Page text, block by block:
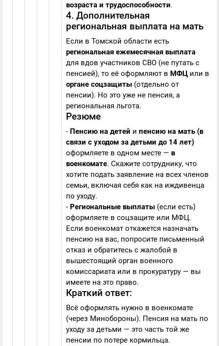
возраста и трудоспособности.
4. Дополнительная
региональная выплата на мать
Если в Томской области есть
региональная ежемесячная выплата
для вдов участников СВО (не путать с
пенсией), то её оформляют в МФЦ или в
органе соцзащиты (отдельно от
пенсии). Но это уже не пенсия, а
региональная льгота.
Резюме
- Пенсию на детей и пенсию на мать (в
связи с уходом за детьми до 14 лет)
оформляете в одном месте — в
военкомате. Скажите сотруднику, что
хотите подать заявление на всех членов
семьи, включая себя как на иждивенца
по уходу.
- Региональные выплаты (если есть)
оформляете в соцзащите или МФЦ.
Если военкомат откажется назначать
пенсию на вас, попросите письменный
отказ и обратитесь с жалобой в
вышестоящий орган военного
комиссариата или в прокуратуру — вы
имеете на это право.
Краткий ответ:
Всё оформлять нужно в военкомате
(через Минобороны). Пенсия на мать по
уходу за детьми — это часть той же
пенсии по потере кормильца.